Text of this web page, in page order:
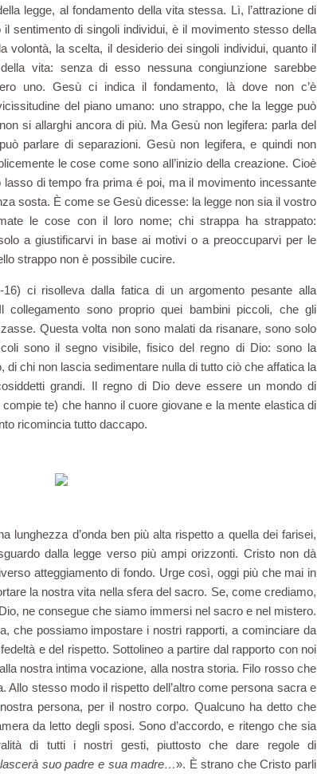
legge, al fondamento della vita stessa. Lì, l’attrazione di
sentimento di singoli individui, è il movimento stesso della
vo­lontà, la scelta, il desiderio dei singoli individui, quanto il
vita: senza di esso nessuna con­giunzione sarebbe
uno. Gesù ci indica il fondamento, là dove non c’è
del piano umano: uno strappo, che la legge può
si allarghi ancora di più. Ma Gesù non legifera: parla del
parlare di separazioni. Gesù non legifera, e quindi non
le cose come sono all’inizio della creazione. Cioè
di tempo fra prima é poi, ma il movimento incessante
sosta. È come se Gesù dicesse: la legge non sia il vo­stro
le cose con il loro nome; chi strappa ha strappato:
a giustificarvi in base ai motivi o a preoccuparvi per le
strappo non è possibile cucire.
ci risolleva dalla fatica di un argomento pesante alla
colle­gamento sono proprio quei bambini piccoli, che gli
Questa volta non sono malati da risanare, sono solo
sono il segno visi­bile, fisico del regno di Dio: sono la
chi non lascia sedimentare nulla di tutto ciò che affatica la
grandi. Il regno di Dio deve essere un mondo di
te) che hanno il cuore giovane e la mente elastica di
ricomincia tutto daccapo.
lunghezza d’onda ben più alta rispetto a quella dei farisei,
dalla legge verso più ampi orizzonti. Cristo non dà
atteggiamento di fondo. Urge così, oggi più che mai in
la no­stra vita nella sfera del sacro. Se, come crediamo,
ne consegue che siamo immersi nel sacro e nel mistero.
che possiamo im­postare i nostri rapporti, a cominciare da
e del rispetto. Sottolineo a partire dal rapporto con noi
nostra intima voca­zione, alla nostra storia. Filo rosso che
Allo stesso modo il rispetto dell’altro come persona sa­cra e
persona, per il no­stro corpo. Qualcuno ha detto che
da letto degli sposi. Sono d’accordo, e ritengo che sia
di tutti i nostri gesti, piuttosto che dare regole di
lascerà suo padre e sua madre…». È strano che Cristo parli